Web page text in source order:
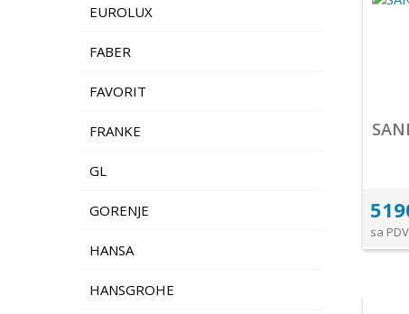
EUROLUX
FABER
FAVORIT
FRANKE
GL
GORENJE
HANSA
HANSGROHE
sa